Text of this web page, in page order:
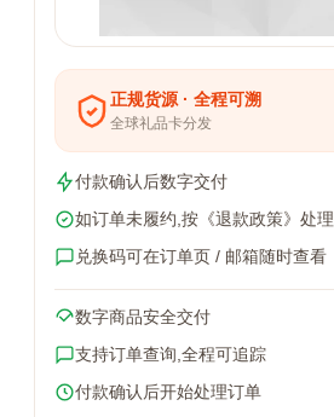
正规货源 · 全程可溯
全球礼品卡分发
付款确认后数字交付
如订单未履约,按《退款政策》处理
兑换码可在订单页 / 邮箱随时查看
数字商品安全交付
支持订单查询,全程可追踪
付款确认后开始处理订单